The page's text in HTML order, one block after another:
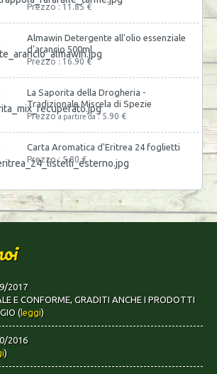
Prezzo : 11.85 €
Almawin Detergente all'olio essenziale
d'arancio 500ml
Prezzo : 16.90 €
La Saporita della Drogheria -
Tradizionale Miscela di Spezie
Prezzoa partire da: 5.90 €
Carta Aromatica d'Eritrea 24 foglietti
Prezzo : 5.80 €
2017
E CONFORME, GRADITI ANCHE I PRODOTTI
(leggi)
2016
)